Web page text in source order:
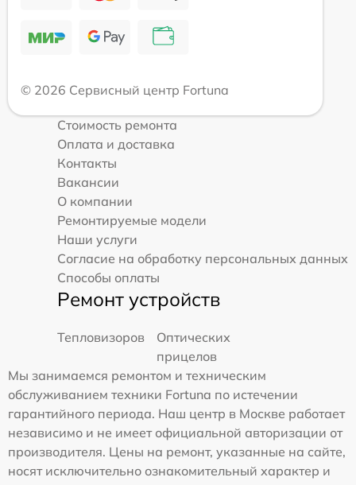
© 2026 Сервисный центр Fortuna
Стоимость ремонта
Оплата и доставка
Контакты
Вакансии
О компании
Ремонтируемые модели
Наши услуги
Согласие на обработку персональных данных
Способы оплаты
Ремонт устройств
Тепловизоров
Оптических
прицелов
Мы занимаемся ремонтом и техническим
обслуживанием техники Fortuna по истечении
гарантийного периода. Наш центр в Москве работает
независимо и не имеет официальной авторизации от
производителя. Цены на ремонт, указанные на сайте,
носят исключительно ознакомительный характер и